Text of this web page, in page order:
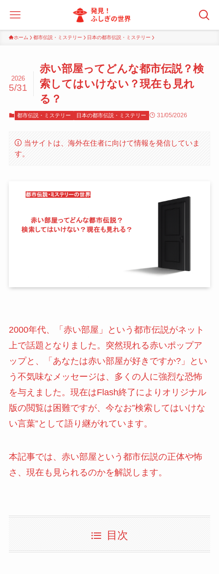
ホーム 都市伝説・ミステリー 日本の都市伝説・ミステリー
赤い部屋ってどんな都市伝説？検
索してはいけない？現在も見れ
る？
2026
5/31
都市伝説・ミステリー 日本の都市伝説・ミステリー 31/05/2026
当サイトは、海外在住者に向けて情報を発信していま
す。
2000年代、「赤い部屋」という都市伝説がネット
上で話題となりました。突然現れる赤いポップア
ップと、「あなたは赤い部屋が好きですか?」とい
う不気味なメッセージは、多くの人に強烈な恐怖
を与えました。現在はFlash終了によりオリジナル
版の閲覧は困難ですが、今なお”検索してはいけな
い言葉”として語り継がれています。
本記事では、赤い部屋という都市伝説の正体や怖
さ、現在も見られるのかを解説します。
目次